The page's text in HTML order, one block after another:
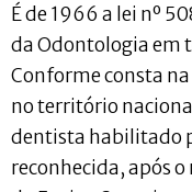
É de 1966 a lei nº
da Odontologia em
Conforme consta
no território
dentista habilitado
reconhecida, após